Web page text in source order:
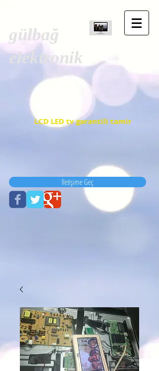
gülbağ
elektronik
LCD LED tv garantili tamir
İletişime Geç